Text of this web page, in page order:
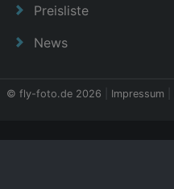
Preisliste
News
© fly-foto.de 2026 Impressum